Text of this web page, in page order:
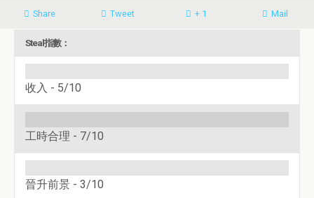
Share Tweet + 1 Mail
Steal指數：
收入 - 5/10
工時合理 - 7/10
晉升前景 - 3/10